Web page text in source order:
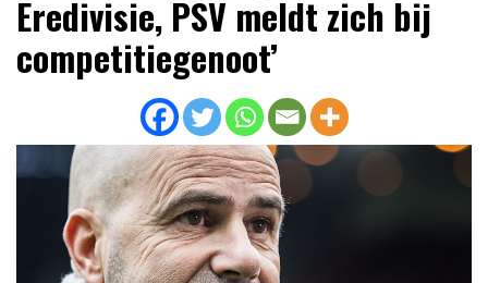
Internationaal voetbal |
Eredivisie, PSV meldt zich bij
competitiegenoot’